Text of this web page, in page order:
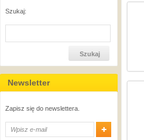
Szukaj:
Newsletter
Zapisz się do newslettera.